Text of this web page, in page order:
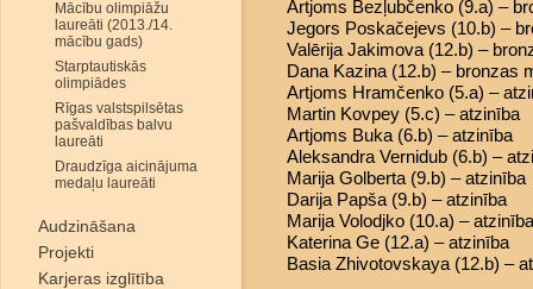
Mācību olimpiāžu
laureāti (2013./14.
mācību gads)
Starptautiskās
olimpiādes
Rīgas valstspilsētas
pašvaldības balvu
laureāti
Draudzīga aicinājuma
medaļu laureāti
Audzināšana
Projekti
Karjeras izglītība
Artjoms Bezļubčenko (9.a) –
Jegors Poskačejevs (10.b) –
Valērija Jakimova (12.b) –
Dana Kazina (12.b) – bronzas
Artjoms Hramčenko (5.a) –
Martin Kovpey (5.c) – atzinība
Artjoms Buka (6.b) – atzinība
Aleksandra Vernidub (6.b) –
Marija Golberta (9.b) – atzinība
Darija Papša (9.b) – atzinība
Marija Volodjko (10.a) – atzinība
Katerina Ge (12.a) – atzinība
Basia Zhivotovskaya (12.b) –